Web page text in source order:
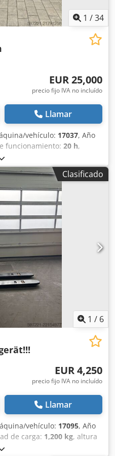
1 /34
EUR 25,000
precio fijo IVA no incluído
Llamar
vehículo: 17037, Año
funcionamiento: 20 h,
, altura de elevación:
, centro de carga:500 mm,
, tipo de mástil:triple, altura
de la batería:
mm, tamaño del neumático
neumático trasero:
de serie: FBA47-
Especificaciones de la
Clasificado
1 / 6
EUR 4,250
precio fijo IVA no incluído
Llamar
vehículo: 17095, Año
de carga: 1,200 kg, altura
de carga: